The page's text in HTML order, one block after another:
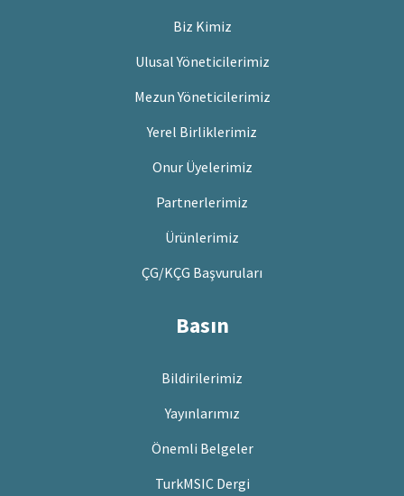
Biz Kimiz
Ulusal Yöneticilerimiz
Mezun Yöneticilerimiz
Yerel Birliklerimiz
Onur Üyelerimiz
Partnerlerimiz
Ürünlerimiz
ÇG/KÇG Başvuruları
Basın
Bildirilerimiz
Yayınlarımız
Önemli Belgeler
TurkMSIC Dergi